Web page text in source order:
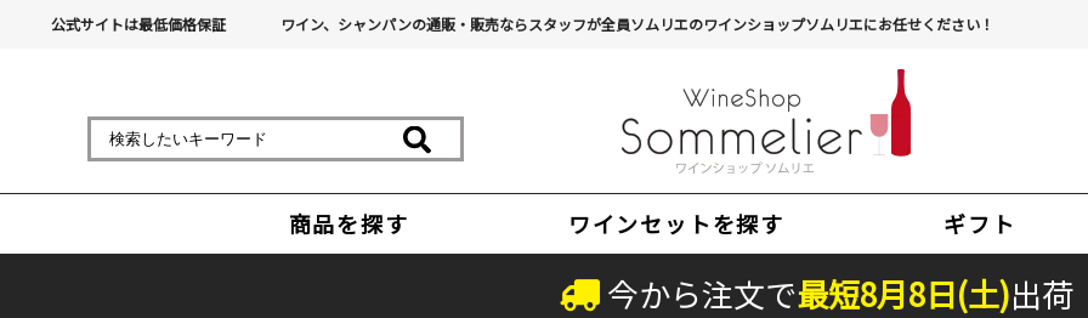
公式サイトは最低価格保証 ワイン、シャンパンの通販・販売ならスタッフが全員ソムリエのワインショップソムリエにお任せください！
商品を探す ワインセットを探す ギフト
今から注文で最短8月8日(土)出荷